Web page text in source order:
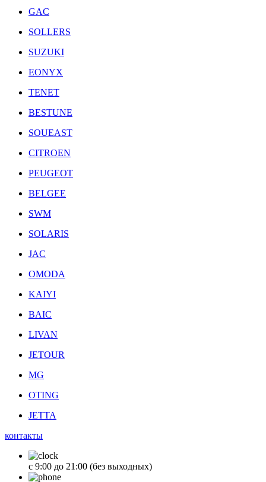
GAC
SOLLERS
SUZUKI
EONYX
TENET
BESTUNE
SOUEAST
CITROEN
PEUGEOT
BELGEE
SWM
SOLARIS
JAC
OMODA
KAIYI
BAIC
LIVAN
JETOUR
MG
OTING
JETTA
контакты
с 9:00 до 21:00 (без выходных)